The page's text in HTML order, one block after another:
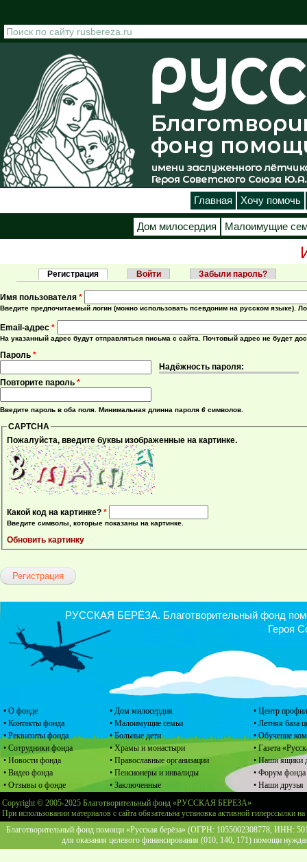
Главная Хочу помочь
Дом милосердия Малоимущие
Главные вкладки
Регистрация (активная вкладка)
Войти Забыли пароль?
Имя пользователя *
Введите предпочитаемый логин (можно использовать псевдоним на русском языке).
Email-адрес *
На указанный адрес будут отправляться письма с сайта. Почтовый адрес не будет
Надёжность пароля:
Пароль *
Повторите пароль *
Введите пароль в оба поля. Минимальная длинна пароля 6 символов.
CAPTCHA
Пожалуйста, введите буквы изображенные на картинке.
Какой код на картинке? *
Введите символы, которые показаны на картинке.
Обновить картинку
• О фонде
• Контакты фонда
• Реквизиты фонда
• Сотрудники фонда
• Новости фонда
• Видео фонда
• Отзывы о фонде
• Дом милосердия
• Малоимущие семьи
• Больные дети
• Храмы и монастыри
• Православные организации
• Пенсионеры и инвалиды
• Заключенные
• Центр
• Летняя база
• Обучение
• Газета
• Наши ящики
• Форум фонда
• Наши друзья
РУССКАЯ БЕРЁЗА. Благотворительный фонд
Героя
Copyright © 2005-2025 Благотворительный фонд «РУССКАЯ БЕРЕЗА»
При использовании материалов с сайта обязательна установка активной гиперссылки
Благотворительный фонд помощи «Русская берёза» (ОГРН: 1055002308778, ИНН:
для оказания целевого финансирования (010, 140, 171) помощи